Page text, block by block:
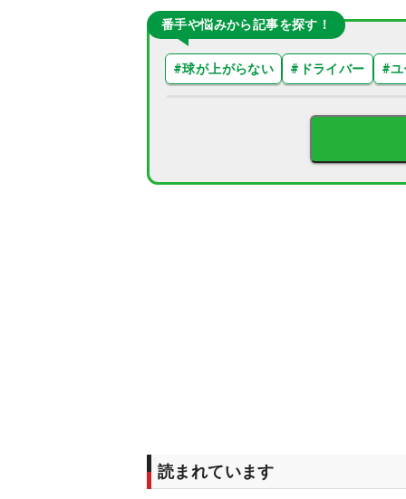
番手や悩みから記事を探す！
#球が上がらない # ドライバー #ユ
読まれています